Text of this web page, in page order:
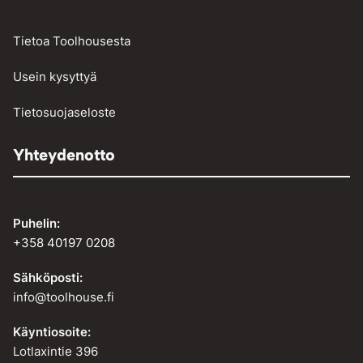
Tietoa Toolhousesta
Usein kysyttyä
Tietosuojaseloste
Yhteydenotto
Puhelin:
+358 40197 0208
Sähköposti:
info@toolhouse.fi
Käyntiosoite:
Lotlaxintie 396